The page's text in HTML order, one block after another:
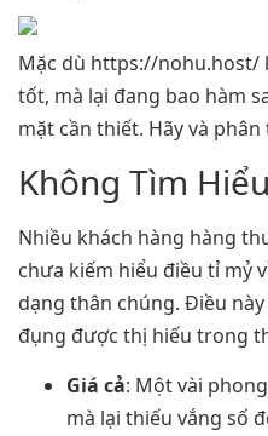
Mặc dù https://nohu.host/
tốt, mà lại đang bao hàm
mặt cần thiết. Hãy và
Không Tìm
Nhiều khách hàng hàng
chưa kiếm hiểu điều tỉ mỷ
dạng thân chúng. Điều
đụng được thị hiếu trong
Giá cả: Một vài
mà lại thiếu vắng số